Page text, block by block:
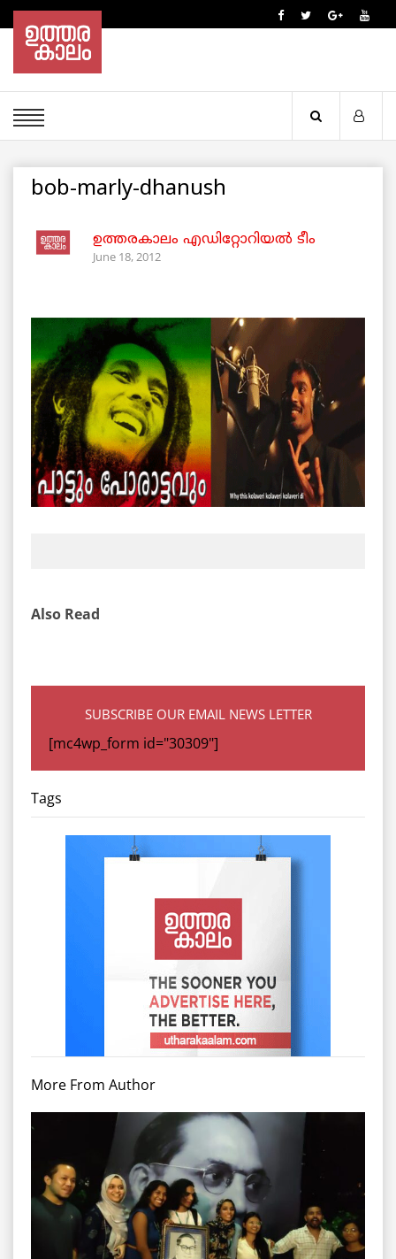
bob-marly-dhanush
ഉത്തരകാലം എഡിറ്റോറിയല്‍ ടീം
June 18, 2012
Also Read
SUBSCRIBE OUR EMAIL NEWS LETTER
[mc4wp_form id="30309"]
Tags
More From Author